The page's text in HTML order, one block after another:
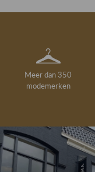
Meer dan 350
modemerken
drankje